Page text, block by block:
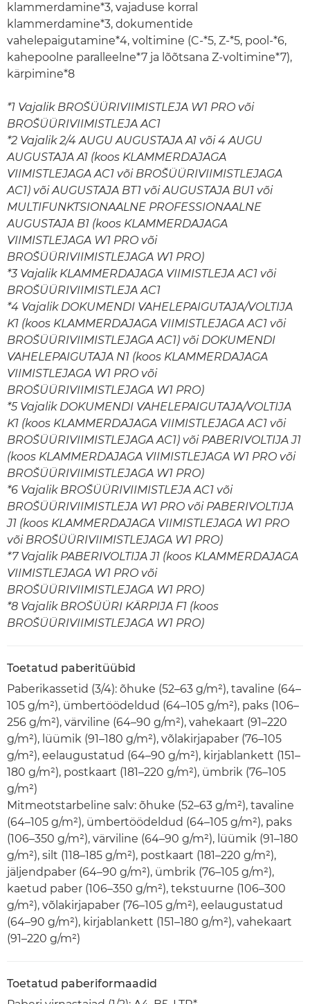
klammerdamine*3, vajaduse korral
klammerdamine*3, dokumentide
vahelepaigutamine*4, voltimine (C-*5, Z-*5, pool-*6,
kahepoolne paralleelne*7 ja lõõtsana Z-voltimine*7),
kärpimine*8
*1 Vajalik BROŠÜÜRIVIIMISTLEJA W1 PRO või
BROŠÜÜRIVIIMISTLEJA AC1
*2 Vajalik 2/4 AUGU AUGUSTAJA A1 või 4 AUGU
AUGUSTAJA A1 (koos KLAMMERDAJAGA
VIIMISTLEJAGA AC1 või BROŠÜÜRIVIIMISTLEJAGA
AC1) või AUGUSTAJA BT1 või AUGUSTAJA BU1 või
MULTIFUNKTSIONAALNE PROFESSIONAALNE
AUGUSTAJA B1 (koos KLAMMERDAJAGA
VIIMISTLEJAGA W1 PRO või
BROŠÜÜRIVIIMISTLEJAGA W1 PRO)
*3 Vajalik KLAMMERDAJAGA VIIMISTLEJA AC1 või
BROŠÜÜRIVIIMISTLEJA AC1
*4 Vajalik DOKUMENDI VAHELEPAIGUTAJA/VOLTIJA
K1 (koos KLAMMERDAJAGA VIIMISTLEJAGA AC1 või
BROŠÜÜRIVIIMISTLEJAGA AC1) või DOKUMENDI
VAHELEPAIGUTAJA N1 (koos KLAMMERDAJAGA
VIIMISTLEJAGA W1 PRO või
BROŠÜÜRIVIIMISTLEJAGA W1 PRO)
*5 Vajalik DOKUMENDI VAHELEPAIGUTAJA/VOLTIJA
K1 (koos KLAMMERDAJAGA VIIMISTLEJAGA AC1 või
BROŠÜÜRIVIIMISTLEJAGA AC1) või PABERIVOLTIJA J1
(koos KLAMMERDAJAGA VIIMISTLEJAGA W1 PRO või
BROŠÜÜRIVIIMISTLEJAGA W1 PRO)
*6 Vajalik BROŠÜÜRIVIIMISTLEJA AC1 või
BROŠÜÜRIVIIMISTLEJA W1 PRO või PABERIVOLTIJA
J1 (koos KLAMMERDAJAGA VIIMISTLEJAGA W1 PRO
või BROŠÜÜRIVIIMISTLEJAGA W1 PRO)
*7 Vajalik PABERIVOLTIJA J1 (koos KLAMMERDAJAGA
VIIMISTLEJAGA W1 PRO või
BROŠÜÜRIVIIMISTLEJAGA W1 PRO)
*8 Vajalik BROŠÜÜRI KÄRPIJA F1 (koos
BROŠÜÜRIVIIMISTLEJAGA W1 PRO)
Toetatud paberitüübid
Paberikassetid (3/4): õhuke (52–63 g/m²), tavaline (64–
105 g/m²), ümbertöödeldud (64–105 g/m²), paks (106–
256 g/m²), värviline (64–90 g/m²), vahekaart (91–220
g/m²), lüümik (91–180 g/m²), võlakirjapaber (76–105
g/m²), eelaugustatud (64–90 g/m²), kirjablankett (151–
180 g/m²), postkaart (181–220 g/m²), ümbrik (76–105
g/m²)
Mitmeotstarbeline salv: õhuke (52–63 g/m²), tavaline
(64–105 g/m²), ümbertöödeldud (64–105 g/m²), paks
(106–350 g/m²), värviline (64–90 g/m²), lüümik (91–180
g/m²), silt (118–185 g/m²), postkaart (181–220 g/m²),
jäljendpaber (64–90 g/m²), ümbrik (76–105 g/m²),
kaetud paber (106–350 g/m²), tekstuurne (106–300
g/m²), võlakirjapaber (76–105 g/m²), eelaugustatud
(64–90 g/m²), kirjablankett (151–180 g/m²), vahekaart
(91–220 g/m²)
Toetatud paberiformaadid